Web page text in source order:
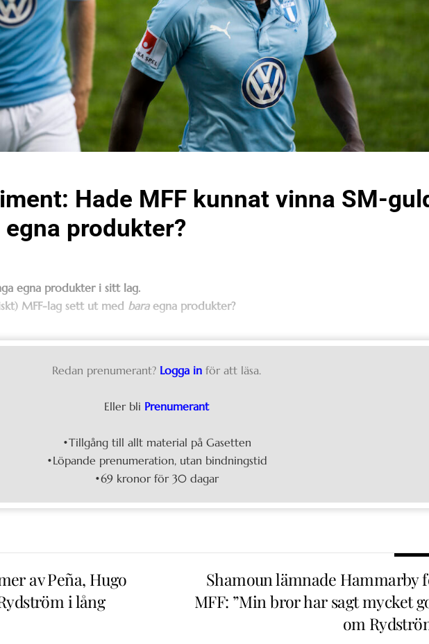
Hade MFF kunnat vinna SM-
produkter?
egna produkter i sitt lag.
MFF-lag sett ut med baraegna produkter?
Redan prenumerant? Logga in för att läsa.
Eller bli Prenumerant
•Tillgång till allt material på Gasetten
•Löpande prenumeration, utan bindningstid
•69 kronor för 30 dagar
av Peña, Hugo
i lång
Shamoun lämnade Hammarby
MFF: ”Min bror har sagt mycket
om